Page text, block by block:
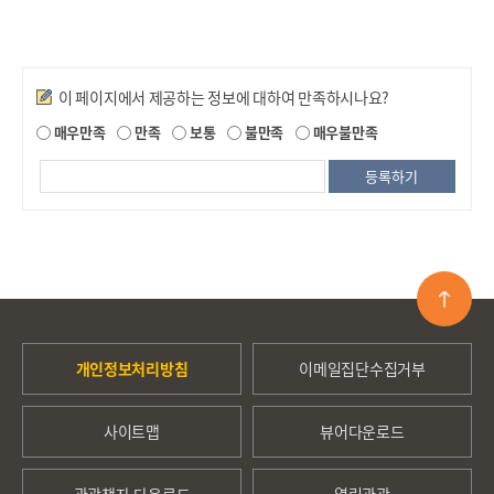
만족도조사
이 페이지에서 제공하는 정보에 대하여 만족하시나요?
매우만족 만족 보통 불만족 매우불만족
개인정보처리방침 이메일집단수집거부
사이트맵 뷰어다운로드